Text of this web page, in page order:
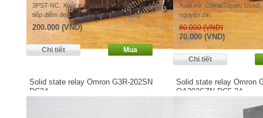
3PST-NC. Xuất xứ: Japan. Mới 90%, vỏ đẹp,
tiếp điểm đẹp, nguyên zin, chính hãng.
200.000 (VND)
Xuất xứ: China/Japan. Used,
nguyên zin.
80.000 (VND)
70.000 (VND)
Solid state relay Omron G3R-202SN
DC24
Solid state relay Omron
OA202SZN DC5-24